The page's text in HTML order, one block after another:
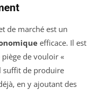
de marché est un
efficace. Il est
de vouloir «
suffit de produire
en y ajoutant des